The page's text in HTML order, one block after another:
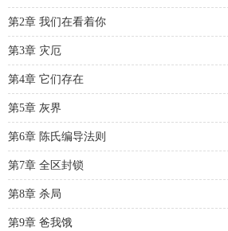
第2章 我们在看着你
第3章 灾厄
第4章 它们存在
第5章 灰界
第6章 陈氏编导法则
第7章 全区封锁
第8章 杀局
第9章 爸我饿